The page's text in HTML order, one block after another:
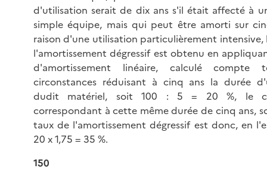
d'utilisation serait de dix ans s'il était affecté à
simple équipe, mais qui peut être amorti sur
raison d'une utilisation particulièrement intensive,
l'amortissement dégressif est obtenu en
d'amortissement linéaire, calculé compte
circonstances réduisant à cinq ans la durée
dudit matériel, soit 100 : 5 = 20 %, le
correspondant à cette même durée de cinq ans,
taux de l'amortissement dégressif est donc, en
20 x 1,75 = 35 %.
150